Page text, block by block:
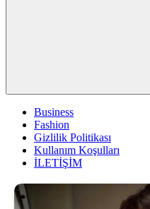
Business
Fashion
Gizlilik Politikası
Kullanım Koşulları
İLETİŞİM